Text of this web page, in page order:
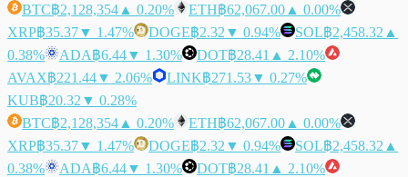
BTC฿2,128,354 ▲ 0.20% ETH฿62,067.00 ▲ 0.00%
XRP฿35.37▼ 1.47% DOGE฿2.32 ▼ 0.94% SOL฿2,458.32 ▲
0.38%
ADA฿6.44▼ 1.30% DOT฿28.41 ▲ 2.10%
AVAX฿221.44▼ 2.06% LINK฿271.53▼ 0.27%
KUB฿20.32 ▼ 0.28%
BTC฿2,128,354 ▲ 0.20% ETH฿62,067.00 ▲ 0.00%
XRP฿35.37▼ 1.47% DOGE฿2.32 ▼ 0.94% SOL฿2,458.32 ▲
0.38%
ADA฿6.44▼ 1.30% DOT฿28.41 ▲ 2.10%